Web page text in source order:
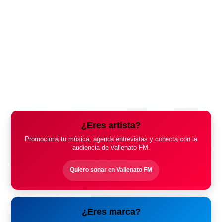
¿Eres artista?
Promociona tu música, agenda entrevistas y conecta con la
audiencia de Vallenato FM.
Quiero sonar en Vallenato FM
¿Eres marca?